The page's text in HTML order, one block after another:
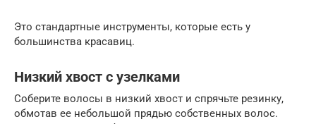
Это стандартные инструменты, которые есть у
большинства красавиц.
Низкий хвост с узелками
Соберите волосы в низкий хвост и спрячьте резинку,
обмотав ее небольшой прядью собственных волос.